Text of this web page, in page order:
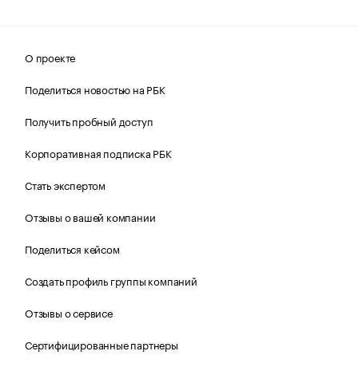
О проекте
Поделиться новостью на РБК
Получить пробный доступ
Корпоративная подписка РБК
Стать экспертом
Отзывы о вашей компании
Поделиться кейсом
Создать профиль группы компаний
Отзывы о сервисе
Сертифицированные партнеры